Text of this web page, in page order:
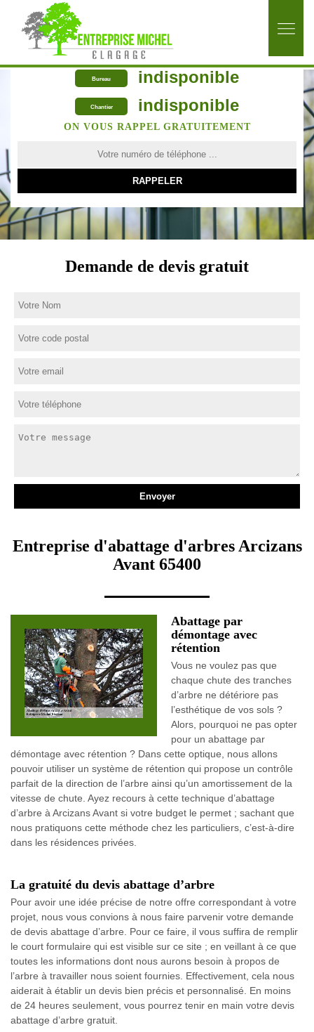
Bureau indisponible
Chantier indisponible
ON VOUS RAPPEL GRATUITEMENT
Demande de devis gratuit
Entreprise d'abattage d'arbres Arcizans
Avant 65400
Abattage par
démontage avec
rétention
Vous ne voulez pas que
chaque chute des tranches
d’arbre ne détériore pas
l’esthétique de vos sols ?
Alors, pourquoi ne pas opter
pour un abattage par
démontage avec rétention ? Dans cette optique, nous allons
pouvoir utiliser un système de rétention qui propose un contrôle
parfait de la direction de l’arbre ainsi qu’un amortissement de la
vitesse de chute. Ayez recours à cette technique d’abattage
d’arbre à Arcizans Avant si votre budget le permet ; sachant que
nous pratiquons cette méthode chez les particuliers, c’est-à-dire
dans les résidences privées.
La gratuité du devis abattage d’arbre
Pour avoir une idée précise de notre offre correspondant à votre
projet, nous vous convions à nous faire parvenir votre demande
de devis abattage d’arbre. Pour ce faire, il vous suffira de remplir
le court formulaire qui est visible sur ce site ; en veillant à ce que
toutes les informations dont nous aurons besoin à propos de
l’arbre à travailler nous soient fournies. Effectivement, cela nous
aiderait à établir un devis bien précis et personnalisé. En moins
de 24 heures seulement, vous pourrez tenir en main votre devis
abattage d’arbre gratuit.